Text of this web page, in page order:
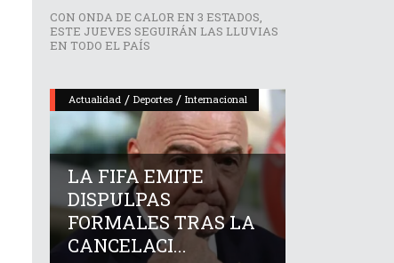
CON ONDA DE CALOR EN 3 ESTADOS,
ESTE JUEVES SEGUIRÁN LAS LLUVIAS
EN TODO EL PAÍS
Actualidad / Deportes / Internacional
LA FIFA EMITE
DISPULPAS
FORMALES TRAS LA
CANCELACI...